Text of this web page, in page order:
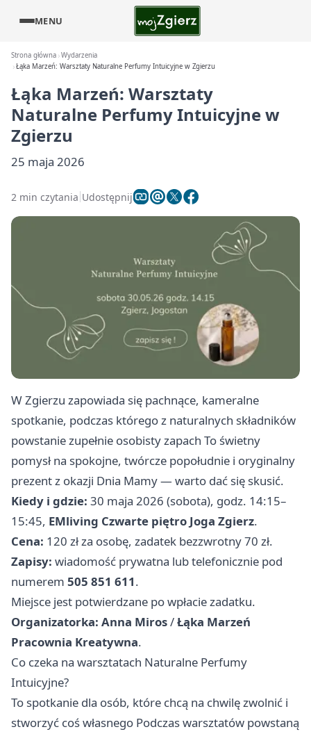
MENU
Strona główna Wydarzenia
Łąka Marzeń: Warsztaty Naturalne Perfumy Intuicyjne w Zgierzu
Łąka Marzeń: Warsztaty
Naturalne Perfumy Intuicyjne w
Zgierzu
25 maja 2026
2 min czytania Udostępnij
W Zgierzu zapowiada się pachnące, kameralne
spotkanie, podczas którego z naturalnych składników
powstanie zupełnie osobisty zapach To świetny
pomysł na spokojne, twórcze popołudnie i oryginalny
prezent z okazji Dnia Mamy — warto dać się skusić.
Kiedy i gdzie: 30 maja 2026 (sobota), godz. 14:15–
15:45, EMliving Czwarte piętro Joga Zgierz.
Cena: 120 zł za osobę, zadatek bezzwrotny 70 zł.
Zapisy: wiadomość prywatna lub telefonicznie pod
numerem 505 851 611.
Miejsce jest potwierdzane po wpłacie zadatku.
Organizatorka: Anna Miros/Łąka Marzeń
Pracownia Kreatywna.
Co czeka na warsztatach Naturalne Perfumy
Intuicyjne?
To spotkanie dla osób, które chcą na chwilę zwolnić i
stworzyć coś własnego Podczas warsztatów powstaną